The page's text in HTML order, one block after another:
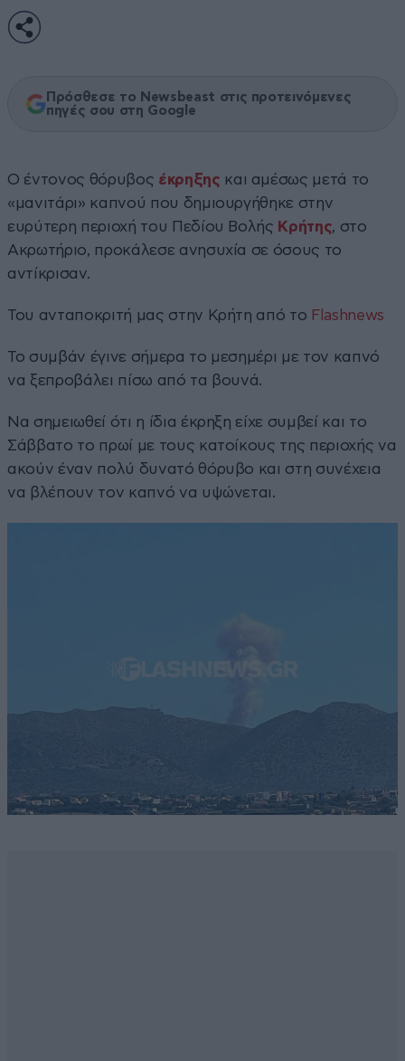
Πρόσθεσε το Newsbeast στις προτεινόμενες
πηγές σου στη Google
Ο έντονος θόρυβος έκρηξης και αμέσως μετά το
«μανιτάρι» καπνού που δημιουργήθηκε στην
ευρύτερη περιοχή του Πεδίου Βολής Κρήτης, στο
Ακρωτήριο, προκάλεσε ανησυχία σε όσους το
αντίκρισαν.
Του ανταποκριτή μας στην Κρήτη από το Flashnews
Το συμβάν έγινε σήμερα το μεσημέρι με τον καπνό
να ξεπροβάλει πίσω από τα βουνά.
Να σημειωθεί ότι η ίδια έκρηξη είχε συμβεί και το
Σάββατο το πρωί με τους κατοίκους της περιοχής να
ακούν έναν πολύ δυνατό θόρυβο και στη συνέχεια
να βλέπουν τον καπνό να υψώνεται.